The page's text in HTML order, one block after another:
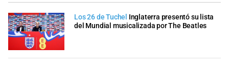
Los 26 de Tuchel Inglaterra presentó su lista
del Mundial musicalizada por The Beatles